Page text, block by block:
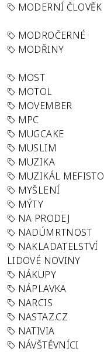
MODERNÍ ČLOVĚK
MODROČERNÉ
MODŘINY
MOST
MOTOL
MOVEMBER
MPC
MUGCAKE
MUSLIM
MUZIKA
MUZIKÁL MEFISTO
MYŠLENÍ
MÝTY
NA PRODEJ
NADÚMRTNOST
NAKLADATELSTVÍ
LIDOVÉ NOVINY
NÁKUPY
NÁPLAVKA
NARCIS
NASTAZ.CZ
NATIVIA
NÁVŠTĚVNÍCI